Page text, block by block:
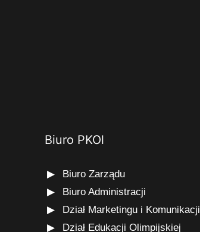
Biuro PKOl
Biuro Zarządu
Biuro Administracji
Dział Marketingu i Komunikacji
Dział Edukacji Olimpijskiej